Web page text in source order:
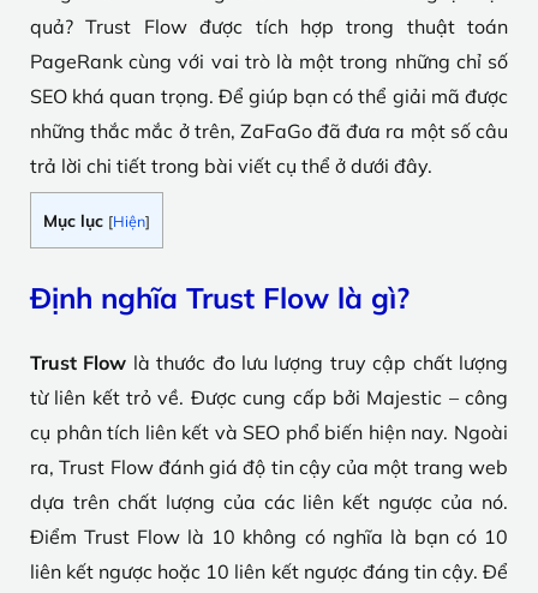
quả? Trust Flow được tích hợp trong thuật toán
PageRank cùng với vai trò là một trong những chỉ số
SEO khá quan trọng. Để giúp bạn có thể giải mã được
những thắc mắc ở trên, ZaFaGo đã đưa ra một số câu
trả lời chi tiết trong bài viết cụ thể ở dưới đây.
Mục lục [Hiện]
Định nghĩa Trust Flow là gì?
Trust Flow là thước đo lưu lượng truy cập chất lượng
từ liên kết trỏ về. Được cung cấp bởi Majestic – công
cụ phân tích liên kết và SEO phổ biến hiện nay. Ngoài
ra, Trust Flow đánh giá độ tin cậy của một trang web
dựa trên chất lượng của các liên kết ngược của nó.
Điểm Trust Flow là 10 không có nghĩa là bạn có 10
liên kết ngược hoặc 10 liên kết ngược đáng tin cậy. Để